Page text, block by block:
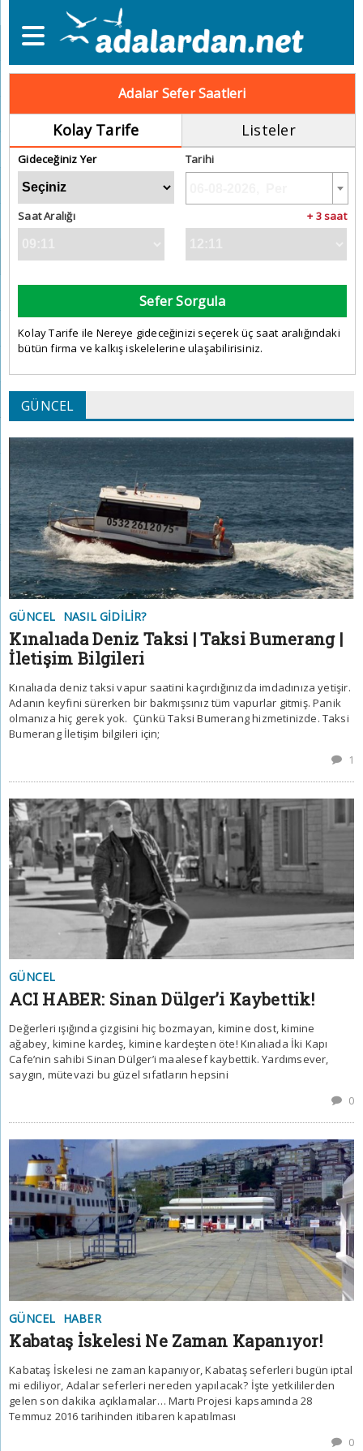
Adalar Sefer Saatleri
Kolay Tarife Listeler
Gideceğiniz Yer Tarihi
Saat Aralığı + 3 saat
Sefer Sorgula
Kolay Tarife ile Nereye gideceğinizi seçerek üç saat aralığındaki
bütün firma ve kalkış iskelelerine ulaşabilirisiniz.
GÜNCEL
GÜNCEL NASIL GIDILIR?
Kınalıada Deniz Taksi | Taksi Bumerang |
İletişim Bilgileri
Kınalıada deniz taksi vapur saatini kaçırdığınızda imdadınıza yetişir.
Adanın keyfini sürerken bir bakmışsınız tüm vapurlar gitmiş. Panik
olmanıza hiç gerek yok. Çünkü Taksi Bumerang hizmetinizde. Taksi
Bumerang İletişim bilgileri için;
1
GÜNCEL
ACI HABER: Sinan Dülger’i Kaybettik!
Değerleri ışığında çizgisini hiç bozmayan, kimine dost, kimine
ağabey, kimine kardeş, kimine kardeşten öte! Kınalıada İki Kapı
Cafe’nin sahibi Sinan Dülger’i maalesef kaybettik. Yardımsever,
saygın, mütevazi bu güzel sıfatların hepsini
0
GÜNCEL HABER
Kabataş İskelesi Ne Zaman Kapanıyor!
Kabataş İskelesi ne zaman kapanıyor, Kabataş seferleri bugün iptal
mi ediliyor, Adalar seferleri nereden yapılacak? İşte yetkililerden
gelen son dakika açıklamalar… Martı Projesi kapsamında 28
Temmuz 2016 tarihinden itibaren kapatılması
0